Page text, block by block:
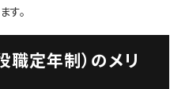
。
職定年制）のメリ